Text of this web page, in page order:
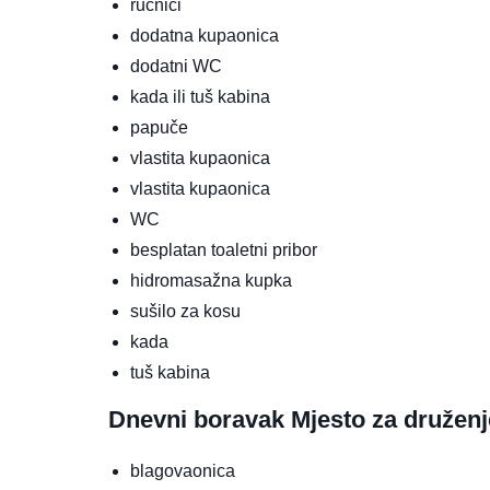
ručnici
dodatna kupaonica
dodatni WC
kada ili tuš kabina
papuče
vlastita kupaonica
vlastita kupaonica
WC
besplatan toaletni pribor
hidromasažna kupka
sušilo za kosu
kada
tuš kabina
Dnevni boravak Mjesto za
blagovaonica